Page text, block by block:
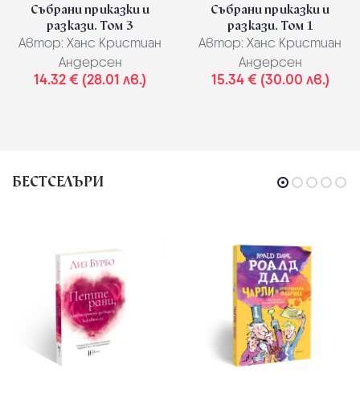
Събрани приказки и
разкази. Том 3
Автор: Ханс Кристиан
Андерсен
14.32 € (28.01 лв.)
Събрани приказки и
разкази. Том 1
Автор: Ханс Кристиан
Андерсен
15.34 € (30.00 лв.)
БЕСТСЕЛЪРИ